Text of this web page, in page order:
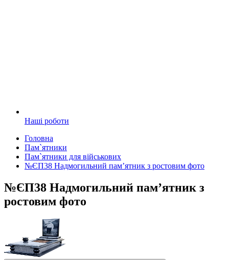
Наші роботи
Головна
Пам`ятники
Пам`ятники для військових
№ЄП38 Надмогильний пам’ятник з ростовим фото
№ЄП38 Надмогильний пам’ятник з
ростовим фото